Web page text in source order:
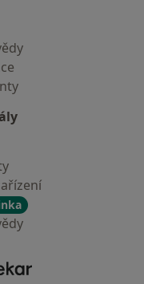
- Hlavní stránka